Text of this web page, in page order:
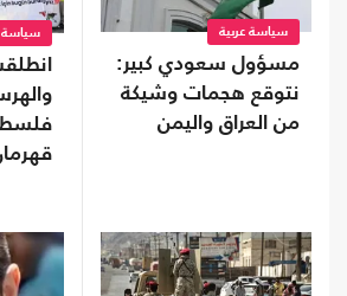
سياسة عربية
مسؤول سعودي كبير:
نتوقع هجمات وشيكة
من العراق واليمن
سياسة